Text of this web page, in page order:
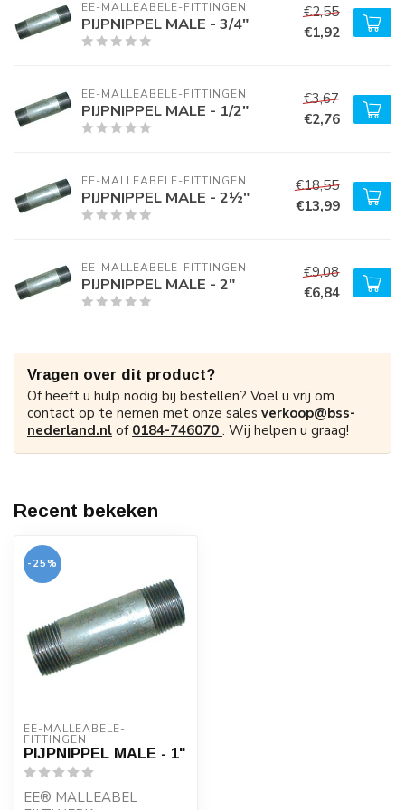
EE-MALLEABELE-FITTINGEN
PIJPNIPPEL MALE - 3/4"
€2,55
€1,92
EE-MALLEABELE-FITTINGEN
PIJPNIPPEL MALE - 1/2"
€3,67
€2,76
EE-MALLEABELE-FITTINGEN
PIJPNIPPEL MALE - 2½"
€18,55
€13,99
EE-MALLEABELE-FITTINGEN
PIJPNIPPEL MALE - 2"
€9,08
€6,84
Vragen over dit product?
Of heeft u hulp nodig bij bestellen? Voel u vrij om
contact op te nemen met onze sales verkoop@bss-
nederland.nl of 0184-746070 . Wij helpen u graag!
Recent bekeken
-25%
EE-MALLEABELE-
FITTINGEN
PIJPNIPPEL MALE - 1"
EE® MALLEABEL